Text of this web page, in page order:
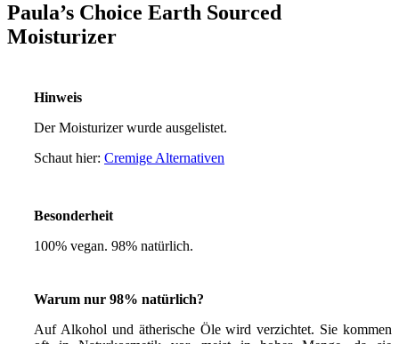
Paula’s Choice Earth Sourced
Moisturizer
Hinweis
Der Moisturizer wurde ausgelistet.
Schaut hier: Cremige Alternativen
Besonderheit
100% vegan. 98% natürlich.
Warum nur 98% natürlich?
Auf Alkohol und ätherische Öle wird verzichtet. Sie kommen